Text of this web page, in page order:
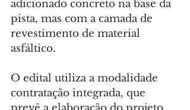
adicionado concreto na base da
pista, mas com a camada de
revestimento de material
asfáltico.
O edital utiliza a modalidade
contratação integrada, que